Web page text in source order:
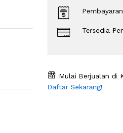
Tersedia
Mulai Berjualan di
Daftar Sekarang!